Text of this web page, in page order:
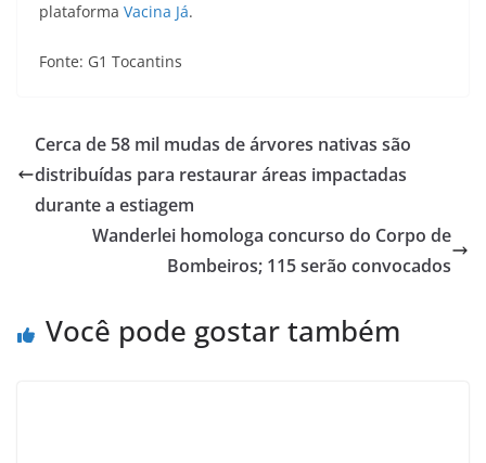
plataforma Vacina Já.
Fonte: G1 Tocantins
Cerca de 58 mil mudas de árvores nativas são
distribuídas para restaurar áreas impactadas
durante a estiagem
Wanderlei homologa concurso do Corpo de
Bombeiros; 115 serão convocados
Você pode gostar também